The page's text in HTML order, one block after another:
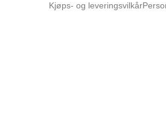
Kjøps- og leveringsvilkår